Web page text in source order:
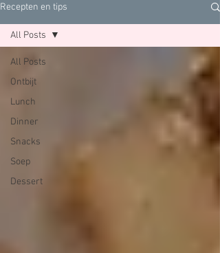
Recepten en tips
All Posts
Ontbijt
Lunch
Dinner
Snacks
Soep
Dessert
All Posts